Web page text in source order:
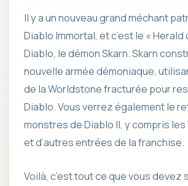
Il y a un nouveau grand méchant
Diablo Immortal, et c’est le «
Diablo, le démon Skarn. Skarn
nouvelle armée démoniaque,
de la Worldstone fracturée pour
Diablo. Vous verrez également le
monstres de Diablo II, y compris
et d’autres entrées de la franchise.
Voilà, c’est tout ce que vous devez